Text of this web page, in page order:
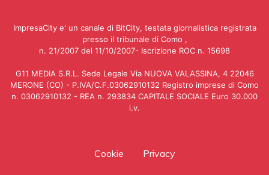
ImpresaCity e' un canale di BitCity, testata giornalistica registrata
presso il tribunale di Como ,
n. 21/2007 del 11/10/2007- Iscrizione ROC n. 15698
G11 MEDIA S.R.L. Sede Legale Via NUOVA VALASSINA, 4 22046
MERONE (CO) - P.IVA/C.F.03062910132 Registro imprese di Como
n. 03062910132 - REA n. 293834 CAPITALE SOCIALE Euro 30.000
i.v.
Cookie Privacy